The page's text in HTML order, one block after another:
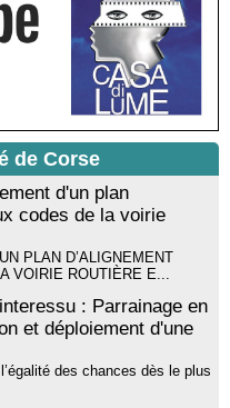
par Annik Meschinet,
sonore, vocale,
di Santa Lucia di
peinture animé
territuriale di Santa Lucia di
de Corse
d'un plan
codes de la voirie
PLAN D’ALIGNEMENT
VOIRIE ROUTIÈRE E...
: Parrainage en
et déploiement d'une
des chances dès le plus